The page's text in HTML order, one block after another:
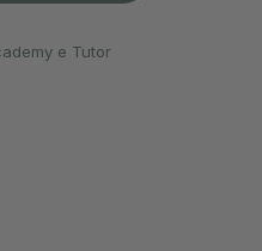
e Tutor